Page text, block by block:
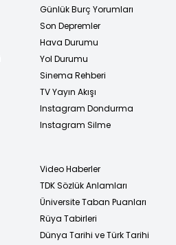
Günlük Burç Yorumları
Son Depremler
Hava Durumu
Yol Durumu
Sinema Rehberi
TV Yayın Akışı
Instagram Dondurma
Instagram Silme
Video Haberler
TDK Sözlük Anlamları
Üniversite Taban Puanları
Rüya Tabirleri
Dünya Tarihi ve Türk Tarihi